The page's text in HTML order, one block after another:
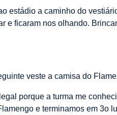
estádio a caminho do
e ficaram nos olhando.
veste a camisa do
porque a turma me
e terminamos em 3o